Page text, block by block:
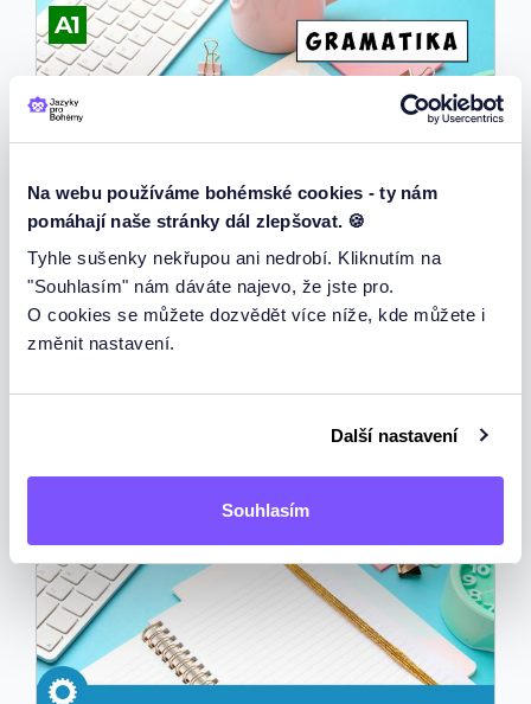
Na webu používáme bohémské cookies - ty nám
pomáhají naše stránky dál zlepšovat. 🍪
Tyhle sušenky nekřupou ani nedrobí. Kliknutím na
"Souhlasím" nám dáváte najevo, že jste pro.
O cookies se můžete dozvědět více níže, kde můžete i
změnit nastavení.
Další nastavení
Souhlasím
A1
Množné číslo
Naučte se používat množné číslo
podstatných jmen v angličtině